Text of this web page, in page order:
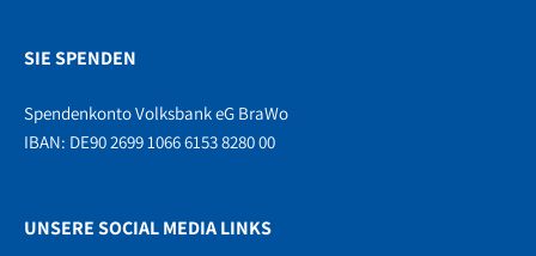
SIE SPENDEN
Spendenkonto Volksbank eG BraWo
IBAN: DE90 2699 1066 6153 8280 00
UNSERE SOCIAL MEDIA LINKS